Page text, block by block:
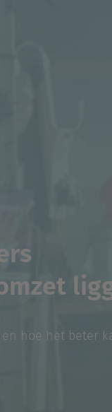
hoe het beter